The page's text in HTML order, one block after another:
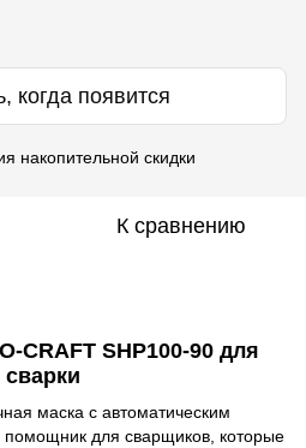
когда появится
накопительной скидки
К сравнению
CRAFT SHP100-90 для
маска с автоматическим
для сварщиков, которые